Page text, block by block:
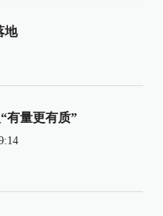
地
有量更有质”